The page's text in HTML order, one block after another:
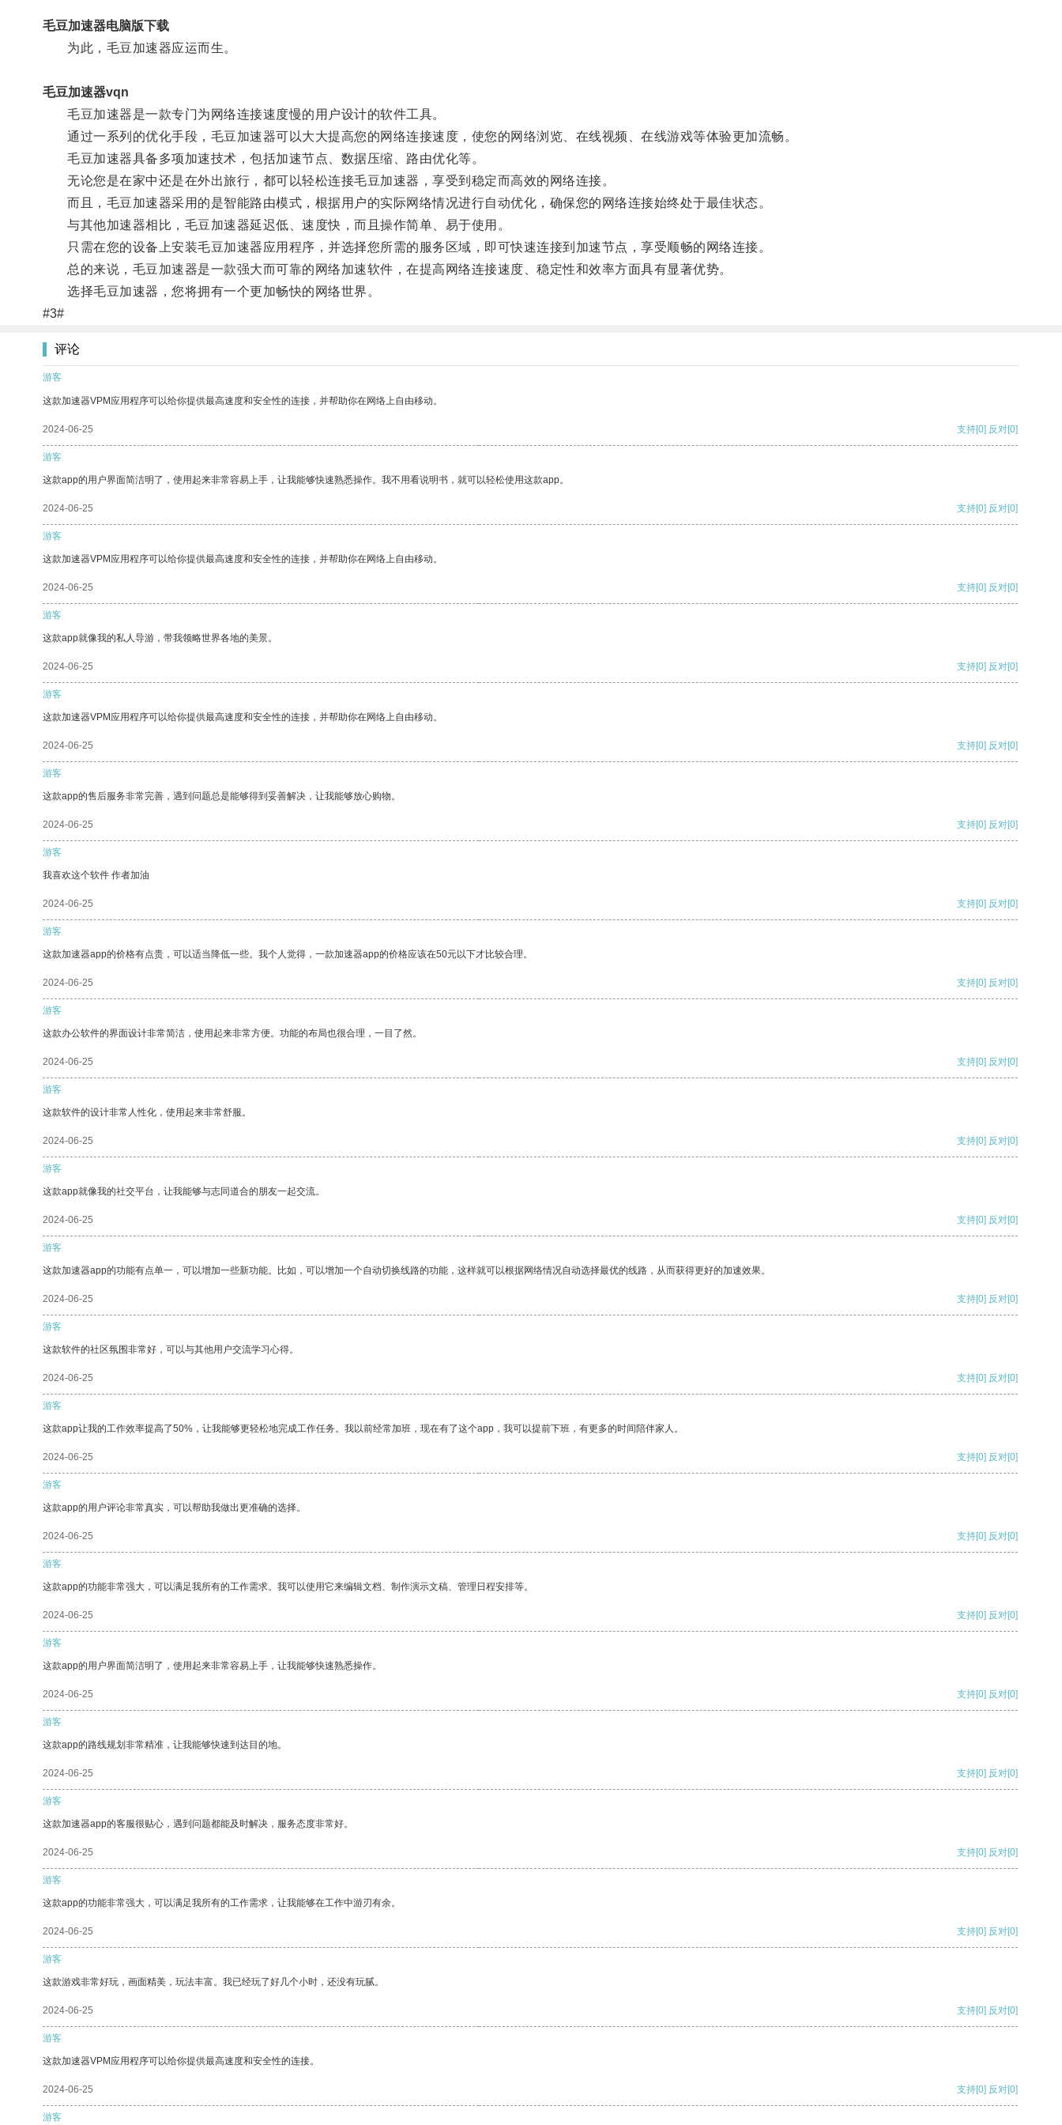
毛豆加速器电脑版下载
为此，毛豆加速器应运而生。
毛豆加速器vqn
毛豆加速器是一款专门为网络连接速度慢的用户设计的软件工具。
通过一系列的优化手段，毛豆加速器可以大大提高您的网络连接速度，使您的网络浏览、在线视频、在线游戏等体验更加流畅。
毛豆加速器具备多项加速技术，包括加速节点、数据压缩、路由优化等。
无论您是在家中还是在外出旅行，都可以轻松连接毛豆加速器，享受到稳定而高效的网络连接。
而且，毛豆加速器采用的是智能路由模式，根据用户的实际网络情况进行自动优化，确保您的网络连接始终处于最佳状态。
与其他加速器相比，毛豆加速器延迟低、速度快，而且操作简单、易于使用。
只需在您的设备上安装毛豆加速器应用程序，并选择您所需的服务区域，即可快速连接到加速节点，享受顺畅的网络连接。
总的来说，毛豆加速器是一款强大而可靠的网络加速软件，在提高网络连接速度、稳定性和效率方面具有显著优势。
选择毛豆加速器，您将拥有一个更加畅快的网络世界。
#3#
评论
游客
这款加速器VPM应用程序可以给你提供最高速度和安全性的连接，并帮助你在网络上自由移动。
2024-06-25 支持[0] 反对[0]
游客
这款app的用户界面简洁明了，使用起来非常容易上手，让我能够快速熟悉操作。我不用看说明书，就可以轻松使用这款app。
2024-06-25 支持[0] 反对[0]
游客
这款加速器VPM应用程序可以给你提供最高速度和安全性的连接，并帮助你在网络上自由移动。
2024-06-25 支持[0] 反对[0]
游客
这款app就像我的私人导游，带我领略世界各地的美景。
2024-06-25 支持[0] 反对[0]
游客
这款加速器VPM应用程序可以给你提供最高速度和安全性的连接，并帮助你在网络上自由移动。
2024-06-25 支持[0] 反对[0]
游客
这款app的售后服务非常完善，遇到问题总是能够得到妥善解决，让我能够放心购物。
2024-06-25 支持[0] 反对[0]
游客
我喜欢这个软件 作者加油
2024-06-25 支持[0] 反对[0]
游客
这款加速器app的价格有点贵，可以适当降低一些。我个人觉得，一款加速器app的价格应该在50元以下才比较合理。
2024-06-25 支持[0] 反对[0]
游客
这款办公软件的界面设计非常简洁，使用起来非常方便。功能的布局也很合理，一目了然。
2024-06-25 支持[0] 反对[0]
游客
这款软件的设计非常人性化，使用起来非常舒服。
2024-06-25 支持[0] 反对[0]
游客
这款app就像我的社交平台，让我能够与志同道合的朋友一起交流。
2024-06-25 支持[0] 反对[0]
游客
这款加速器app的功能有点单一，可以增加一些新功能。比如，可以增加一个自动切换线路的功能，这样就可以根据网络情况自动选择最优的线路，从而获得更好的加速效果。
2024-06-25 支持[0] 反对[0]
游客
这款软件的社区氛围非常好，可以与其他用户交流学习心得。
2024-06-25 支持[0] 反对[0]
游客
这款app让我的工作效率提高了50%，让我能够更轻松地完成工作任务。我以前经常加班，现在有了这个app，我可以提前下班，有更多的时间陪伴家人。
2024-06-25 支持[0] 反对[0]
游客
这款app的用户评论非常真实，可以帮助我做出更准确的选择。
2024-06-25 支持[0] 反对[0]
游客
这款app的功能非常强大，可以满足我所有的工作需求。我可以使用它来编辑文档、制作演示文稿、管理日程安排等。
2024-06-25 支持[0] 反对[0]
游客
这款app的用户界面简洁明了，使用起来非常容易上手，让我能够快速熟悉操作。
2024-06-25 支持[0] 反对[0]
游客
这款app的路线规划非常精准，让我能够快速到达目的地。
2024-06-25 支持[0] 反对[0]
游客
这款加速器app的客服很贴心，遇到问题都能及时解决，服务态度非常好。
2024-06-25 支持[0] 反对[0]
游客
这款app的功能非常强大，可以满足我所有的工作需求，让我能够在工作中游刃有余。
2024-06-25 支持[0] 反对[0]
游客
这款游戏非常好玩，画面精美，玩法丰富。我已经玩了好几个小时，还没有玩腻。
2024-06-25 支持[0] 反对[0]
游客
这款加速器VPM应用程序可以给你提供最高速度和安全性的连接。
2024-06-25 支持[0] 反对[0]
游客